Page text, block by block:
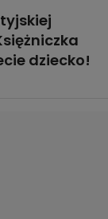
dziecko!